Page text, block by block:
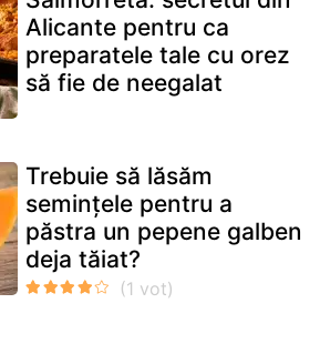
Alicante pentru ca
preparatele tale cu orez
să fie de neegalat
Trebuie să lăsăm
semințele pentru a
păstra un pepene galben
deja tăiat?